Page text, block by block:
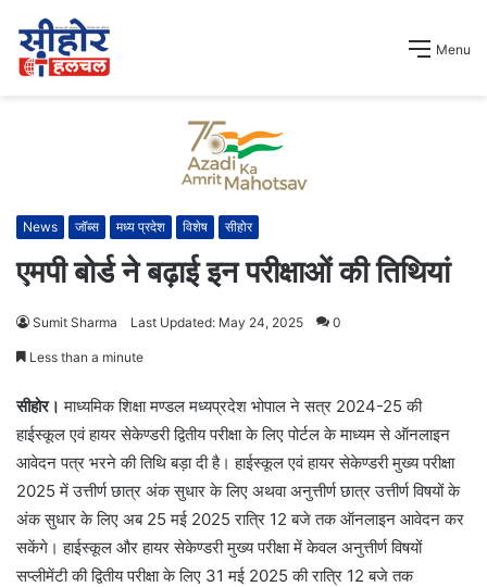
Menu
News जॉब्स मध्य प्रदेश विशेष सीहोर
एमपी बोर्ड ने बढ़ाई इन परीक्षाओं की तिथियां
Sumit Sharma Last Updated: May 24, 2025 0
Less than a minute
सीहोर। माध्यमिक शिक्षा मण्डल मध्यप्रदेश भोपाल ने सत्र 2024-25 की
हाईस्कूल एवं हायर सेकेण्डरी द्वितीय परीक्षा के लिए पोर्टल के माध्यम से ऑनलाइन
आवेदन पत्र भरने की तिथि बड़ा दी है। हाईस्कूल एवं हायर सेकेण्डरी मुख्य परीक्षा
2025 में उत्तीर्ण छात्र अंक सुधार के लिए अथवा अनुत्तीर्ण छात्र उत्तीर्ण विषयों के
अंक सुधार के लिए अब 25 मई 2025 रात्रि 12 बजे तक ऑनलाइन आवेदन कर
सकेंगे। हाईस्कूल और हायर सेकेण्डरी मुख्य परीक्षा में केवल अनुत्तीर्ण विषयों
सप्लीमेंटी की द्वितीय परीक्षा के लिए 31 मई 2025 की रात्रि 12 बजे तक